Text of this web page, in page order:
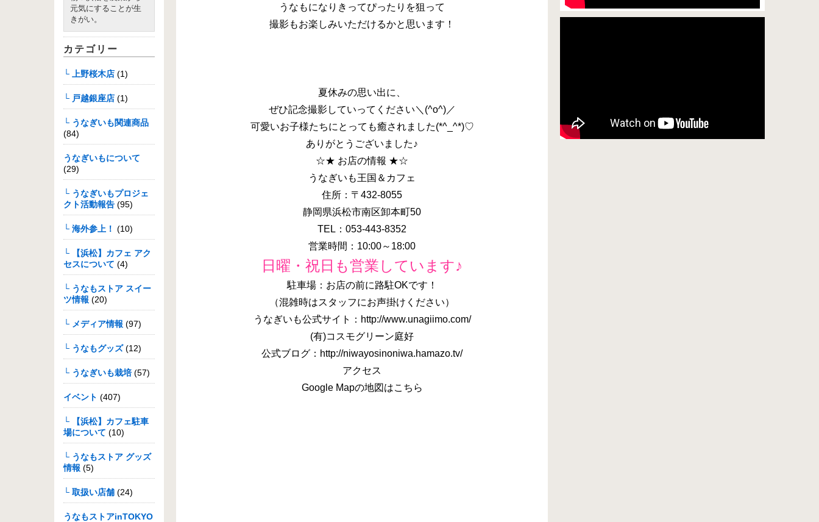
元気にすることが生
きがい。
カテゴリー
└ 上野桜木店 (1)
└ 戸越銀座店 (1)
└ うなぎいも関連商品
(84)
うなぎいもについて
(29)
└ うなぎいもプロジェ
クト活動報告 (95)
└ 海外参上！ (10)
└ 【浜松】カフェ アク
セスについて (4)
└ うなもストア スイー
ツ情報 (20)
└ メディア情報 (97)
└ うなもグッズ(12)
└ うなぎいも栽培(57)
イベント (407)
└ 【浜松】カフェ駐車
場について (10)
└ うなもストア グッズ
情報 (5)
└ 取扱い店舗 (24)
うなもストアinTOKYO
うなもになりきってぴったりを狙って
撮影もお楽しみいただけるかと思います！
夏休みの思い出に、
ぜひ記念撮影していってください＼(^o^)／
可愛いお子様たちにとっても癒されました(*^_^*)♡
ありがとうございました♪
☆★ お店の情報 ★☆
うなぎいも王国＆カフェ
住所：〒432-8055
静岡県浜松市南区卸本町50
TEL：053-443-8352
営業時間：10:00～18:00
日曜・祝日も営業しています♪
駐車場：お店の前に路駐OKです！
（混雑時はスタッフにお声掛けください）
うなぎいも公式サイト：http://www.unagiimo.com/
(有)コスモグリーン庭好
公式ブログ：http://niwayosinoniwa.hamazo.tv/
アクセス
Google Mapの地図はこちら